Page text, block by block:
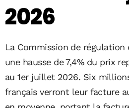
2026
La Commission de régulation
une hausse de 7,4% du prix
au 1er juillet 2026. Six
français verront leur facture